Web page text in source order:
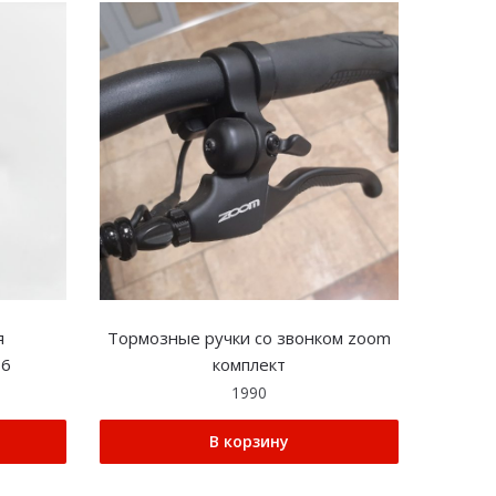
Тормозные ручки со звонком zoom
комплект
1990
В корзину